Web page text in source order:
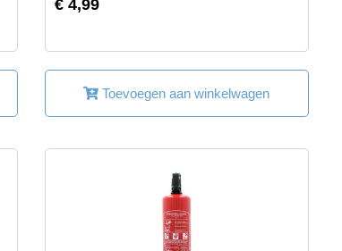
€ 4,99
Toevoegen aan winkelwagen